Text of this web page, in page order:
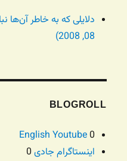
دلایلی که به خاطر
08, 2008)
BLOGROLL
English Youtube0
اینستاگرام جادی